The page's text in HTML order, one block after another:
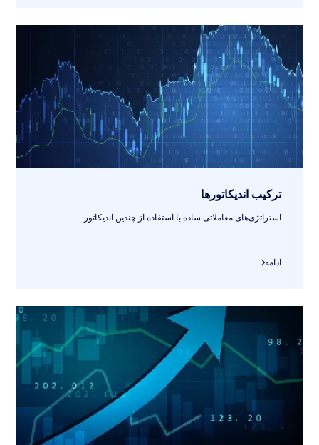
ترکیب اندیکاتورها
استراتژی‌های معاملاتی ساده با استفاده از چندین اندیکاتور..
ادامه